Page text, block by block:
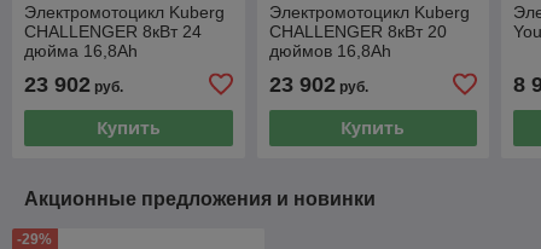
Электромотоцикл Kuberg
CHALLENGER 8кВт 24
дюйма 16,8Ah
23 902 руб.
Купить
Электромотоцикл Kuberg
CHALLENGER 8кВт 20
дюймов 16,8Ah
23 902руб.
Купить
8
Акционные предложения и новинки
-29%